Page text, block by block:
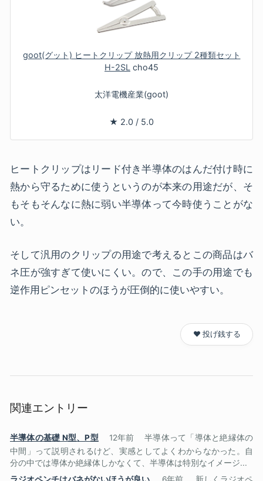
goot(グット) ヒートクリップ 放熱用クリップ 2種類セット
H-2SL cho45
太洋電機産業(goot)
★ 2.0 / 5.0
ヒートクリップはリード付き半導体のはんだ付け時に
熱から守るために使うというのが本来の用途だが、そ
もそもそんなに熱に弱い半導体って今時使うことがな
い。
そして汎用のクリップの用途で考えるとこの商品はバ
ネ圧が強すぎて使いにくい。ので、この手の用途でも
逆作用ピンセットのほうが圧倒的に使いやすい。
❤️ 投げ銭する
関連エントリー
半導体の基礎 N型、P型 12年前
半導体って「導体と絶縁体の
中間」って説明されるけど、実感としてよくわからなかった。自
分の中では導体か絶縁体しかなくて、半導体は特別なイメージ...